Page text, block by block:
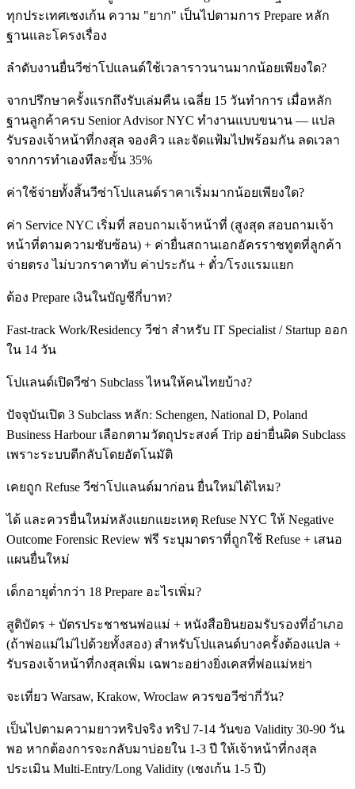
ทุกประเทศเชงเก้น ความ "ยาก" เป็นไปตามการ Prepare หลัก
ฐานและโครงเรื่อง
ลำดับงานยื่นวีซ่าโปแลนด์ใช้เวลาราวนานมากน้อยเพียงใด?
จากปรึกษาครั้งแรกถึงรับเล่มคืน เฉลี่ย 15 วันทำการ เมื่อหลัก
ฐานลูกค้าครบ Senior Advisor NYC ทำงานแบบขนาน — แปล
รับรองเจ้าหน้าที่กงสุล จองคิว และจัดแฟ้มไปพร้อมกัน ลดเวลา
จากการทำเองทีละขั้น 35%
ค่าใช้จ่ายทั้งสิ้นวีซ่าโปแลนด์ราคาเริ่มมากน้อยเพียงใด?
ค่า Service NYC เริ่มที่ สอบถามเจ้าหน้าที่ (สูงสุด สอบถามเจ้า
หน้าที่ตามความซับซ้อน) + ค่ายื่นสถานเอกอัครราชทูตที่ลูกค้า
จ่ายตรง ไม่บวกราคาทับ ค่าประกัน + ตั๋ว/โรงแรมแยก
ต้อง Prepare เงินในบัญชีกี่บาท?
Fast-track Work/Residency วีซ่า สำหรับ IT Specialist / Startup ออก
ใน 14 วัน
โปแลนด์เปิดวีซ่า Subclass ไหนให้คนไทยบ้าง?
ปัจจุบันเปิด 3 Subclass หลัก: Schengen, National D, Poland
Business Harbour เลือกตามวัตถุประสงค์ Trip อย่ายื่นผิด Subclass
เพราะระบบตีกลับโดยอัตโนมัติ
เคยถูก Refuse วีซ่าโปแลนด์มาก่อน ยื่นใหม่ได้ไหม?
ได้ และควรยื่นใหม่หลังแยกแยะเหตุ Refuse NYC ให้ Negative
Outcome Forensic Review ฟรี ระบุมาตราที่ถูกใช้ Refuse + เสนอ
แผนยื่นใหม่
เด็กอายุต่ำกว่า 18 Prepare อะไรเพิ่ม?
สูติบัตร + บัตรประชาชนพ่อแม่ + หนังสือยินยอมรับรองที่อำเภอ
(ถ้าพ่อแม่ไม่ไปด้วยทั้งสอง) สำหรับโปแลนด์บางครั้งต้องแปล +
รับรองเจ้าหน้าที่กงสุลเพิ่ม เฉพาะอย่างยิ่งเคสที่พ่อแม่หย่า
จะเที่ยว Warsaw, Krakow, Wroclaw ควรขอวีซ่ากี่วัน?
เป็นไปตามความยาวทริปจริง ทริป 7-14 วันขอ Validity 30-90 วัน
พอ หากต้องการจะกลับมาบ่อยใน 1-3 ปี ให้เจ้าหน้าที่กงสุล
ประเมิน Multi-Entry/Long Validity (เชงเก้น 1-5 ปี)